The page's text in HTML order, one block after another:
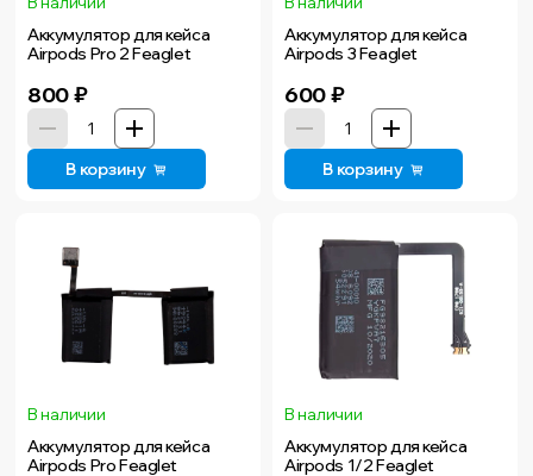
Аккумулятор для кейса
Airpods Pro 2 Feaglet
800₽
В корзину
Аккумулятор для кейса
Airpods 3 Feaglet
600₽
В корзину
В наличии
Аккумулятор для кейса
Airpods Pro Feaglet
В наличии
Аккумулятор для кейса
Airpods 1/2 Feaglet